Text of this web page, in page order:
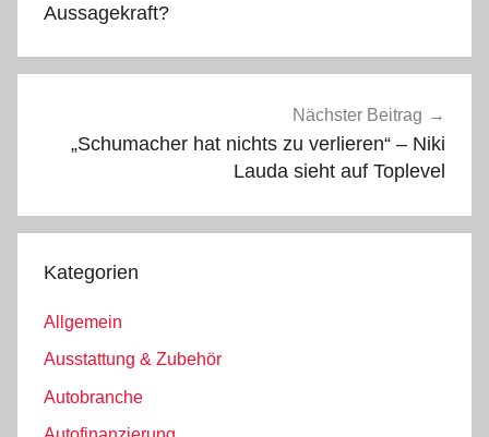
Aussagekraft?
Nächster Beitrag
„Schumacher hat nichts zu verlieren“ – Niki
Lauda sieht auf Toplevel
Kategorien
Allgemein
Ausstattung & Zubehör
Autobranche